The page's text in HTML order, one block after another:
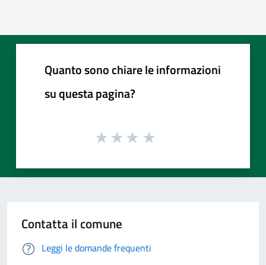
Quanto sono chiare le informazioni
su questa pagina?
Contatta il comune
Leggi le domande frequenti